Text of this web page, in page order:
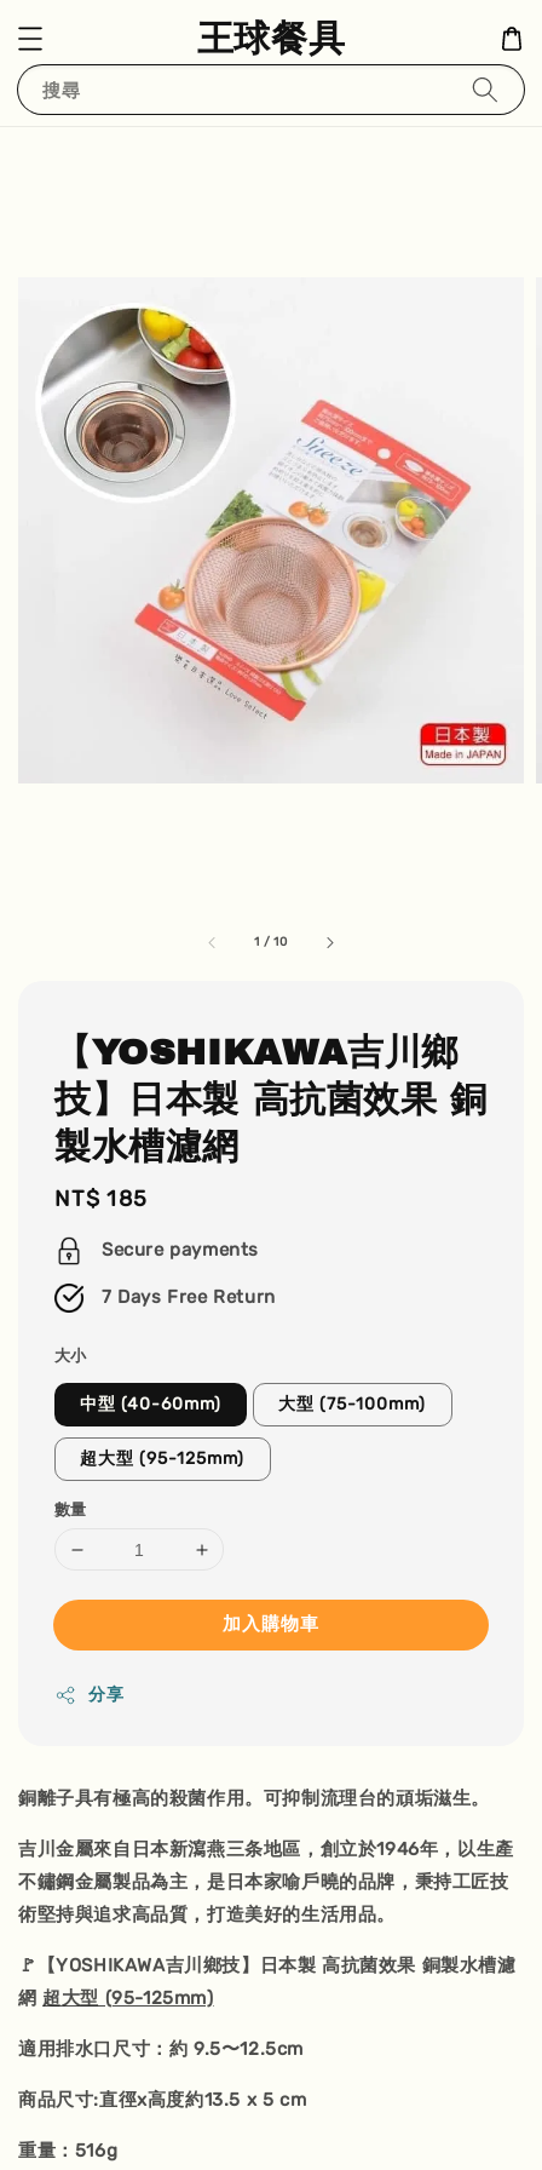
王球餐具
搜尋
1 /10
【YOSHIKAWA吉川鄉
技】日本製 高抗菌效果 銅
製水槽濾網
Regular
price
NT$ 185
Secure payments
7 Days Free Return
大小
中型 (40-60mm) 大型 (75-100mm)
超大型 (95-125mm)
數量
加入購物車
分享
銅離子具有極高的殺菌作用。可抑制流理台的頑垢滋生。
吉川金屬來自日本新瀉燕三条地區，創立於1946年，以生產
不鏽鋼金屬製品為主，是日本家喻戶曉的品牌，秉持工匠技
術堅持與追求高品質，打造美好的生活用品。
🚩【YOSHIKAWA吉川鄉技】日本製 高抗菌效果 銅製水槽濾
網 超大型 (95-125mm)
適用排水口尺寸：約 9.5〜12.5cm
商品尺寸:直徑x高度約13.5 x 5 cm
重量：516g